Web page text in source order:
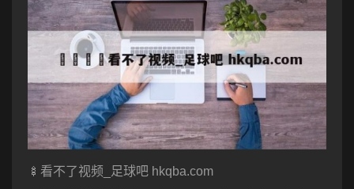
🍢看不了视频_足球吧 hkqba.com